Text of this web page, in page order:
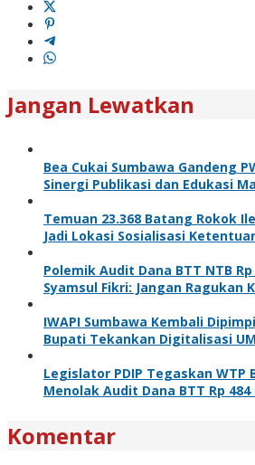
Jangan Lewatkan
Bea Cukai Sumbawa Gandeng
Sinergi Publikasi dan Edukasi
Temuan 23.368 Batang Rokok
Jadi Lokasi Sosialisasi
Polemik Audit Dana BTT NTB
Syamsul Fikri: Jangan Ragukan
IWAPI Sumbawa Kembali
Bupati Tekankan Digitalisasi
Legislator PDIP Tegaskan WTP
Menolak Audit Dana BTT Rp
Komentar